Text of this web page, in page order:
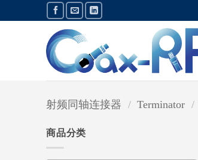
到
射频同轴连接器 / Terminator /
商品分类